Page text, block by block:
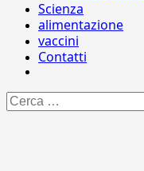
Scienza
alimentazione
vaccini
Contatti
Ricerca
per: